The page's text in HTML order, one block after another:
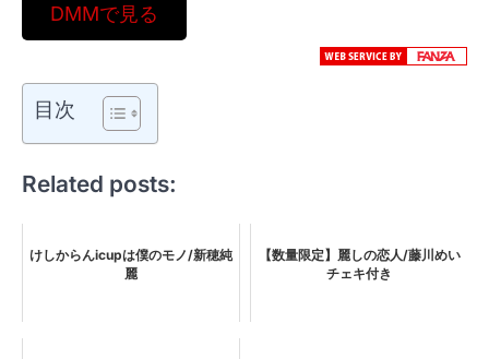
DMMで見る
目次
Related posts:
けしからんicupは僕のモノ/新穂純
麗
【数量限定】麗しの恋人/藤川めい
チェキ付き